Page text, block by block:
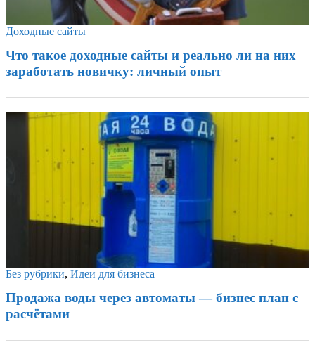
Доходные сайты
Что такое доходные сайты и реально ли на них
заработать новичку: личный опыт
Без рубрики, Идеи для бизнеса
Продажа воды через автоматы — бизнес план с
расчётами